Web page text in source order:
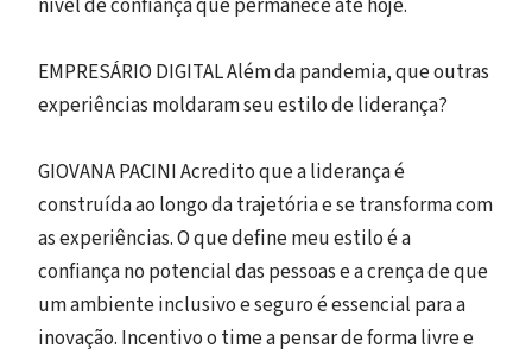
nível de confiança que permanece até hoje.
EMPRESÁRIO DIGITAL Além da pandemia, que outras
experiências moldaram seu estilo de liderança?
GIOVANA PACINI Acredito que a liderança é
construída ao longo da trajetória e se transforma com
as experiências. O que define meu estilo é a
confiança no potencial das pessoas e a crença de que
um ambiente inclusivo e seguro é essencial para a
inovação. Incentivo o time a pensar de forma livre e